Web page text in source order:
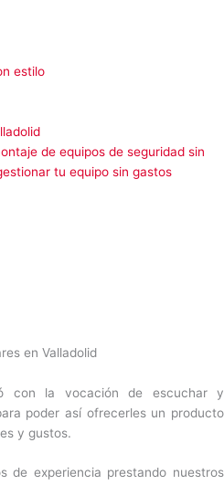
estilo
de equipos de seguridad sin
tu equipo sin gastos
en Valladolid
con la vocación de escuchar y
poder así ofrecerles un producto
y gustos.
de experiencia prestando nuestros